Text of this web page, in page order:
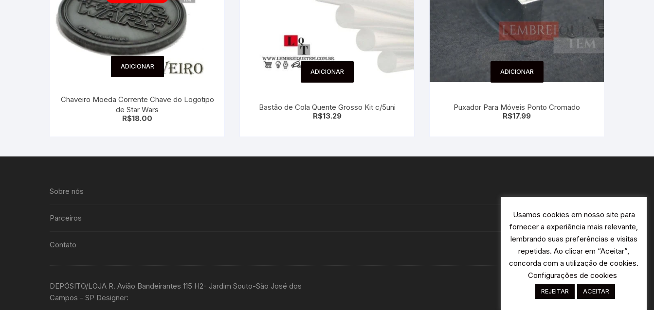
ADICIONAR
Chaveiro Moeda Corrente Chave do Logotipo
de Star Wars
R$18.00
ADICIONAR
Bastão de Cola Quente Grosso Kit c/5uni
R$13.29
ADICIONAR
Puxador Para Móveis Ponto Cromado
R$17.99
Sobre nós
Parceiros
Contato
DEPÓSITO/LOJA R. Avião Bandeirantes 115 H2- Jardim Souto-São José dos
Campos - SP Designer:
Usamos cookies em nosso site para
fornecer a experiência mais relevante,
lembrando suas preferências e visitas
repetidas. Ao clicar em “Aceitar”,
concorda com a utilização de cookies.
Configurações de cookies
REJEITAR ACEITAR